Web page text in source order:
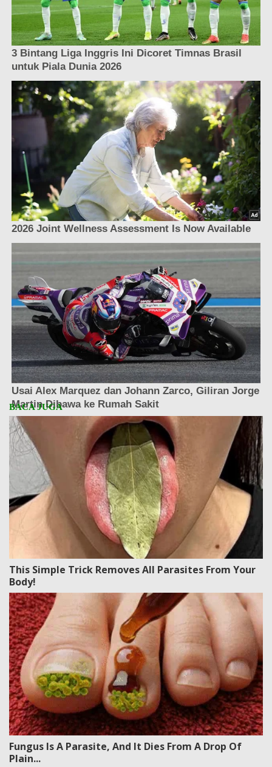
This Simple Trick Removes All Parasites From Your
Body!
Fungus Is A Parasite, And It Dies From A Drop Of
Plain...